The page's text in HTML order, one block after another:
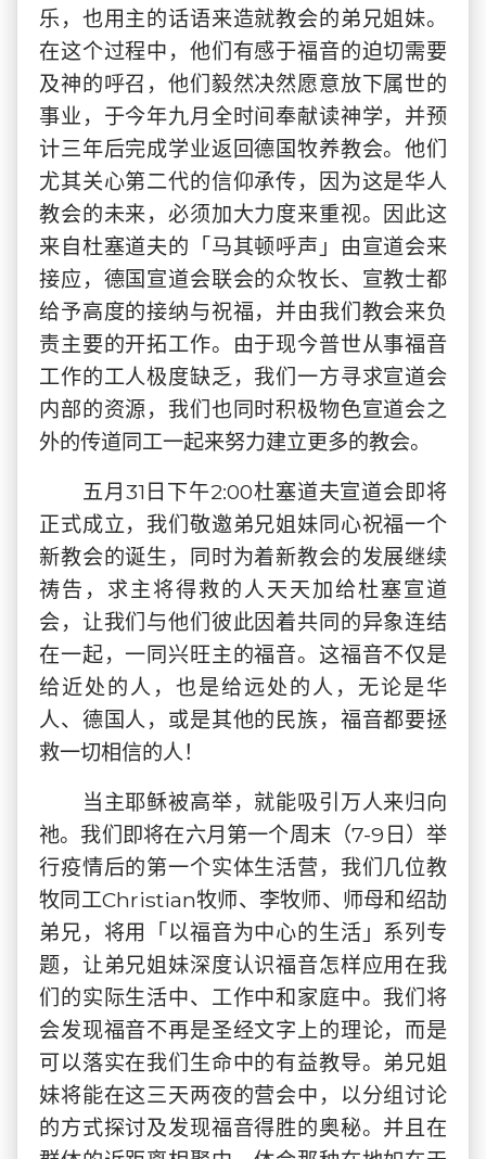
乐，也用主的话语来造就教会的弟兄姐妹。
在这个过程中，他们有感于福音的迫切需要
及神的呼召，他们毅然决然愿意放下属世的
事业，于今年九月全时间奉献读神学，并预
计三年后完成学业返回德国牧养教会。他们
尤其关心第二代的信仰承传，因为这是华人
教会的未来，必须加大力度来重视。因此这
来自杜塞道夫的「马其顿呼声」由宣道会来
接应，德国宣道会联会的众牧长、宣教士都
给予高度的接纳与祝福，并由我们教会来负
责主要的开拓工作。由于现今普世从事福音
工作的工人极度缺乏，我们一方寻求宣道会
内部的资源，我们也同时积极物色宣道会之
外的传道同工一起来努力建立更多的教会。
五月31日下午2:00杜塞道夫宣道会即将
正式成立，我们敬邀弟兄姐妹同心祝福一个
新教会的诞生，同时为着新教会的发展继续
祷告，求主将得救的人天天加给杜塞宣道
会，让我们与他们彼此因着共同的异象连结
在一起，一同兴旺主的福音。这福音不仅是
给近处的人，也是给远处的人，无论是华
人、德国人，或是其他的民族，福音都要拯
救一切相信的人！
当主耶稣被高举，就能吸引万人来归向
祂。我们即将在六月第一个周末（7-9日）举
行疫情后的第一个实体生活营，我们几位教
牧同工Christian牧师、李牧师、师母和绍劼
弟兄，将用「以福音为中心的生活」系列专
题，让弟兄姐妹深度认识福音怎样应用在我
们的实际生活中、工作中和家庭中。我们将
会发现福音不再是圣经文字上的理论，而是
可以落实在我们生命中的有益教导。弟兄姐
妹将能在这三天两夜的营会中，以分组讨论
的方式探讨及发现福音得胜的奥秘。并且在